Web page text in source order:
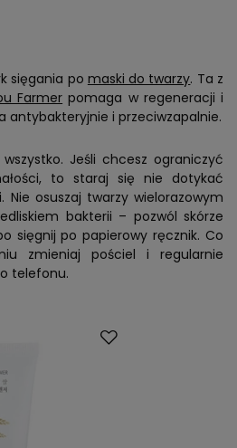
sięgania po maski do twarzy. Ta z
Farmer pomaga w regeneracji i
antybakteryjnie i przeciwzapalnie.
Jeśli chcesz ograniczyć
to staraj się nie dotykać
Nie osuszaj twarzy wielorazowym
bakterii – pozwól skórze
sięgnij po papierowy ręcznik. Co
zmieniaj pościel i regularnie
telefonu.